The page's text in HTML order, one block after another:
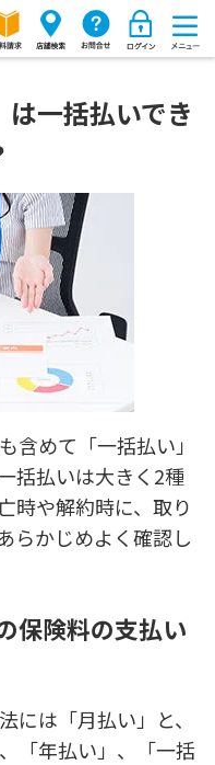
一括払いでき
含めて「一括払い」
括払いは大きく2種
時や解約時に、取り
らかじめよく確認し
保険料の支払い
には「月払い」と、
「年払い」、「一括